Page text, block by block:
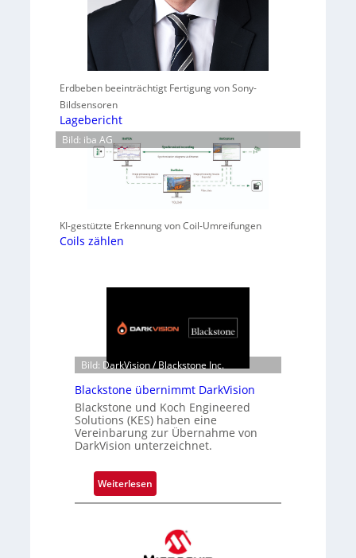
Erdbeben beeinträchtigt Fertigung von Sony-
Bildsensoren
Lagebericht
Bild: iba AG
KI-gestützte Erkennung von Coil-Umreifungen
Coils zählen
Bild: DarkVision / Blackstone Inc.
Blackstone übernimmt DarkVision
Blackstone und Koch Engineered
Solutions (KES) haben eine
Vereinbarung zur Übernahme von
DarkVision unterzeichnet.
Weiterlesen
B